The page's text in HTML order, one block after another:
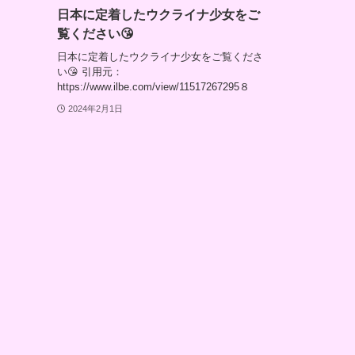
日本に定着したウクライナ少女をご
覧ください😘
日本に定着したウクライナ少女をご覧くださ
い😘 引用元：
https://www.ilbe.com/view/11517267295８
2024年2月1日